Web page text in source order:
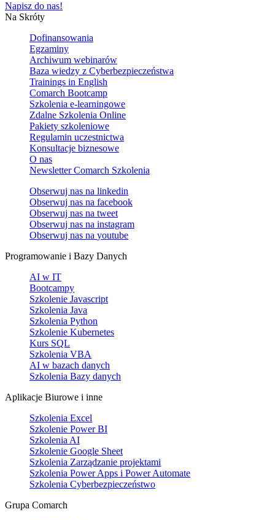
Napisz do nas!
Na Skróty
Dofinansowania
Egzaminy
Archiwum webinarów
Baza wiedzy z Cyberbezpieczeństwa
Trainings in English
Comarch Bootcamp
Szkolenia e-learningowe
Zdalne Szkolenia Online
Pakiety szkoleniowe
Regulamin uczestnictwa
Konsultacje biznesowe
O nas
Newsletter Comarch Szkolenia
Obserwuj nas na linkedin
Obserwuj nas na facebook
Obserwuj nas na tweet
Obserwuj nas na instagram
Obserwuj nas na youtube
Programowanie i Bazy Danych
AI w IT
Bootcampy
Szkolenie Javascript
Szkolenia Java
Szkolenia Python
Szkolenie Kubernetes
Kurs SQL
Szkolenia VBA
AI w bazach danych
Szkolenia Bazy danych
Aplikacje Biurowe i inne
Szkolenia Excel
Szkolenie Power BI
Szkolenia AI
Szkolenie Google Sheet
Szkolenia Zarządzanie projektami
Szkolenia Power Apps i Power Automate
Szkolenia Cyberbezpieczeństwo
Grupa Comarch